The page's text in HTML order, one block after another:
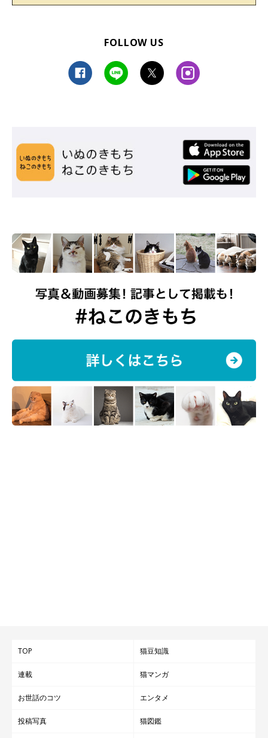
FOLLOW US
TOP 猫豆知識
連載 猫マンガ
お世話のコツ エンタメ
投稿写真 猫図鑑